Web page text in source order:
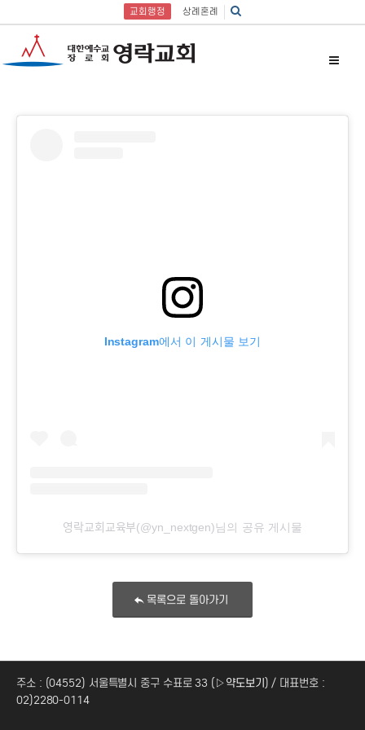
교회행정 상례혼례
Instagram에서 이 게시물 보기
영락교회교육부(@yn_nextgen)님의 공유 게시물
목록으로 돌아가기
주소 : (04552) 서울특별시 중구 수표로 33 (▷약도보기) / 대표번호 :
02)2280-0114